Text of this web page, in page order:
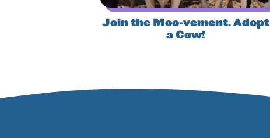
Join the Moo-vement. Adopt
a Cow!